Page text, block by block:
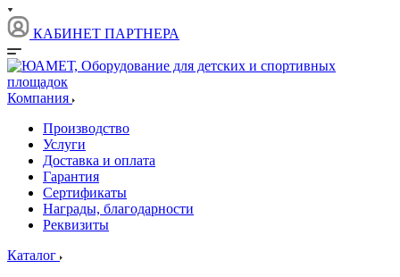
КАБИНЕТ ПАРТНЕРА
Компания
Производство
Услуги
Доставка и оплата
Гарантия
Сертификаты
Награды, благодарности
Реквизиты
Каталог